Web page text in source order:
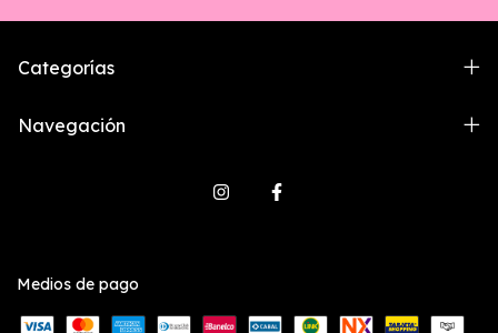
Categorías
Navegación
Medios de pago